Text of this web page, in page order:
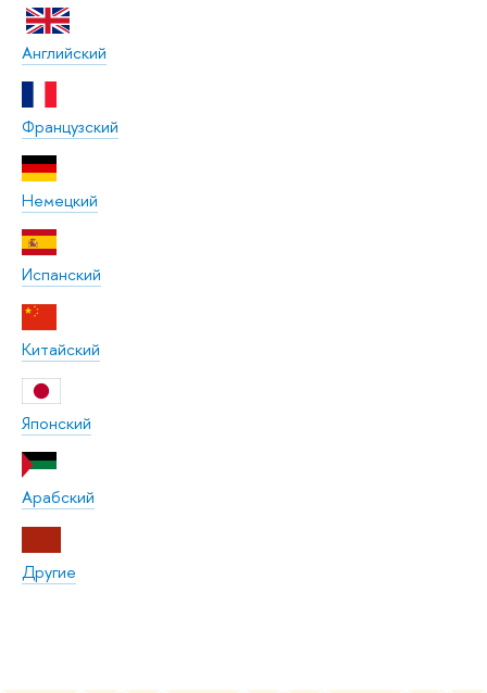
Английский
Французский
Немецкий
Испанский
Китайский
Японский
Арабский
Другие